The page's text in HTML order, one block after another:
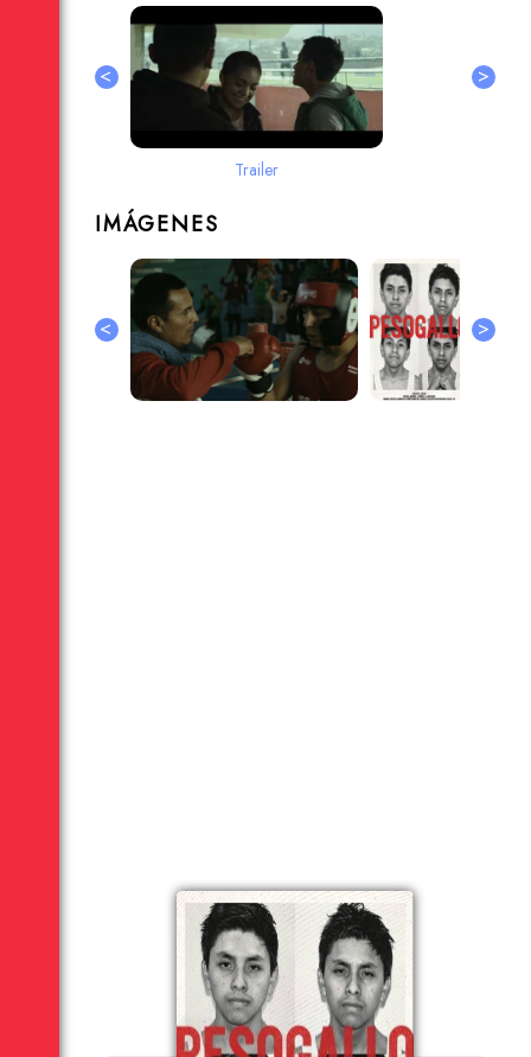
<
Trailer
>
IMÁGENES
< >